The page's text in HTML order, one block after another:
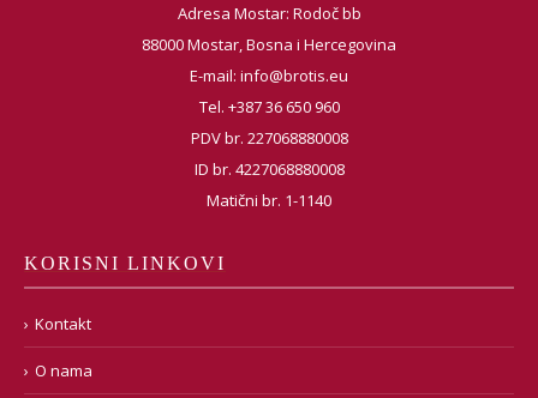
Adresa Mostar: Rodoč bb
88000 Mostar, Bosna i Hercegovina
E-mail: info@brotis.eu
Tel. +387 36 650 960
PDV br. 227068880008
ID br. 4227068880008
Matični br. 1-1140
KORISNI LINKOVI
Kontakt
O nama